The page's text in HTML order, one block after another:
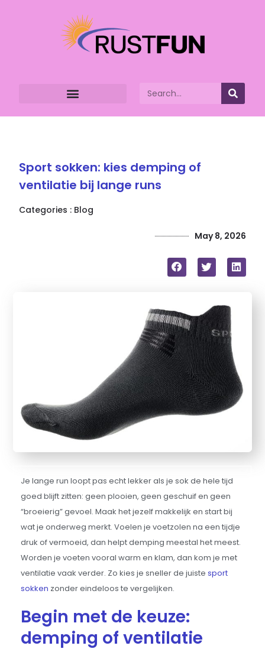
Sport sokken: kies demping of
ventilatie bij lange runs
Categories : Blog
May 8, 2026
Je lange run loopt pas echt lekker als je sok de hele tijd
goed blijft zitten: geen plooien, geen geschuif en geen
“broeierig” gevoel. Maak het jezelf makkelijk en start bij
wat je onderweg merkt. Voelen je voetzolen na een tijdje
druk of vermoeid, dan helpt demping meestal het meest.
Worden je voeten vooral warm en klam, dan kom je met
ventilatie vaak verder. Zo kies je sneller de juistesport
sokken zonder eindeloos te vergelijken.
Begin met de keuze:
demping of ventilatie